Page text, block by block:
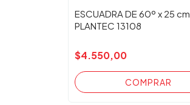
ESCUADRA DE 60º x 25 cm.
PLANTEC 13108
$4.550,00